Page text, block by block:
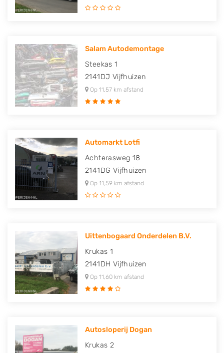
Salam Autodemontage
Steekas 1
2141DJ Vijfhuizen
Op 11,57 km afstand
Automarkt Lotfi
Achterasweg 18
2141DG Vijfhuizen
Op 11,59 km afstand
Uittenbogaard Onderdelen B.V.
Krukas 1
2141DH Vijfhuizen
Op 11,60 km afstand
Autosloperij Dogan
Krukas 2